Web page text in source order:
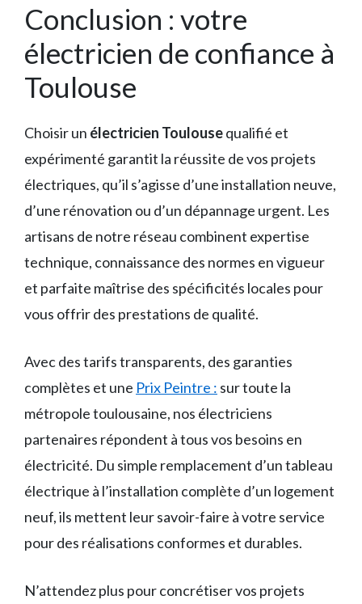
Conclusion : votre
électricien de confiance à
Toulouse
Choisir un électricien Toulousequalifié et
expérimenté garantit la réussite de vos projets
électriques, qu’il s’agisse d’une installation neuve,
d’une rénovation ou d’un dépannage urgent. Les
artisans de notre réseau combinent expertise
technique, connaissance des normes en vigueur
et parfaite maîtrise des spécificités locales pour
vous offrir des prestations de qualité.
Avec des tarifs transparents, des garanties
complètes et une Prix Peintre : sur toute la
métropole toulousaine, nos électriciens
partenaires répondent à tous vos besoins en
électricité. Du simple remplacement d’un tableau
électrique à l’installation complète d’un logement
neuf, ils mettent leur savoir-faire à votre service
pour des réalisations conformes et durables.
N’attendez plus pour concrétiser vos projets